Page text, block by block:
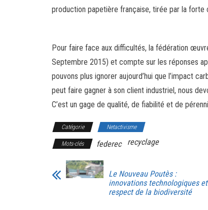
production papetière française, tirée par la forte
Pour faire face aux difficultés, la fédération
Septembre 2015) et compte sur les réponses
pouvons plus ignorer aujourd’hui que l’impact
peut faire gagner à son client industriel, nous
C’est un gage de qualité, de fiabilité et de
Catégorie Netactivisme
Mots-clés federec recyclage
Le Nouveau Poutès :
innovations technologiques et
respect de la biodiversité